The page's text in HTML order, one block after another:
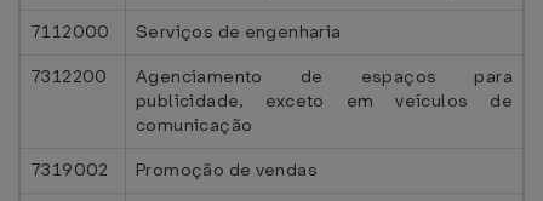
7112000
Serviços de engenharia
7312200
Agenciamento de espaços para
publicidade, exceto em veículos de
comunicação
7319002
Promoção de vendas